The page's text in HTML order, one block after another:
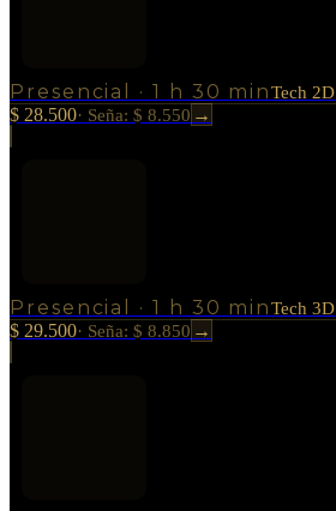
Presencial · 1 h 30 minTech 2D
$ 28.500· Seña: $ 8.550 →
Presencial · 1 h 30 minTech 3D
$ 29.500· Seña: $ 8.850 →